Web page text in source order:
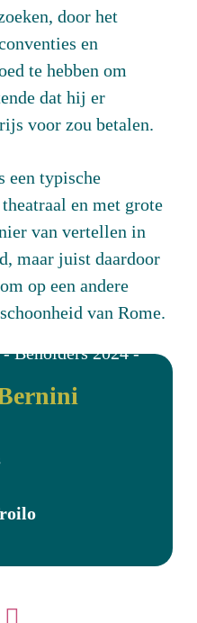
door het
en
te hebben om
dat hij er
voor zou betalen.
een typische
en met grote
van vertellen in
maar juist daardoor
op een andere
van Rome.